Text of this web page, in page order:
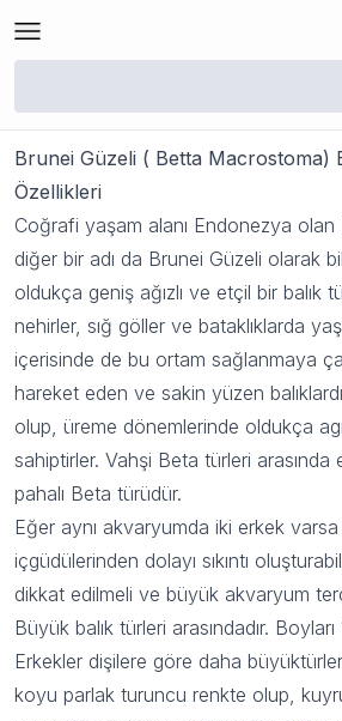
19 Ekim 2023 08:29
Brunei Güzeli ( Betta Macrostoma)
Özellikleri
Coğrafi yaşam alanı Endonezya
diğer bir adı da Brunei Güzeli olarak
oldukça geniş ağızlı ve etçil bir balık
nehirler, sığ göller ve bataklıklarda
içerisinde de bu ortam sağlanmaya
hareket eden ve sakin yüzen
olup, üreme dönemlerinde oldukça
sahiptirler. Vahşi Beta türleri
pahalı Beta türüdür.
Eğer aynı akvaryumda iki erkek
içgüdülerinden dolayı sıkıntı
dikkat edilmeli ve büyük akvaryum
Büyük balık türleri arasındadır. Boyları
Erkekler dişilere göre daha
koyu parlak turuncu renkte olup,